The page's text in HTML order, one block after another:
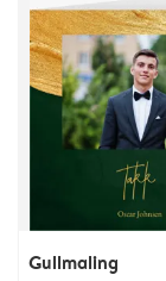
Gullmaling